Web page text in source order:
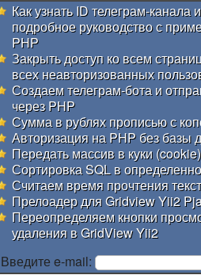
Как узнать ID телеграм-канала
подробное руководство с
PHP
Закрыть доступ ко всем
всех неавторизованных
Создаем телеграм-бота и
через PHP
Сумма в рублях прописью с
Авторизация на PHP без базы
Передать массив в куки
Сортировка SQL в
Считаем время прочтения
Прелоадер для Gridview Yii2
Переопределяем кнопки
удаления в GridView Yii2
Введите e-mail: